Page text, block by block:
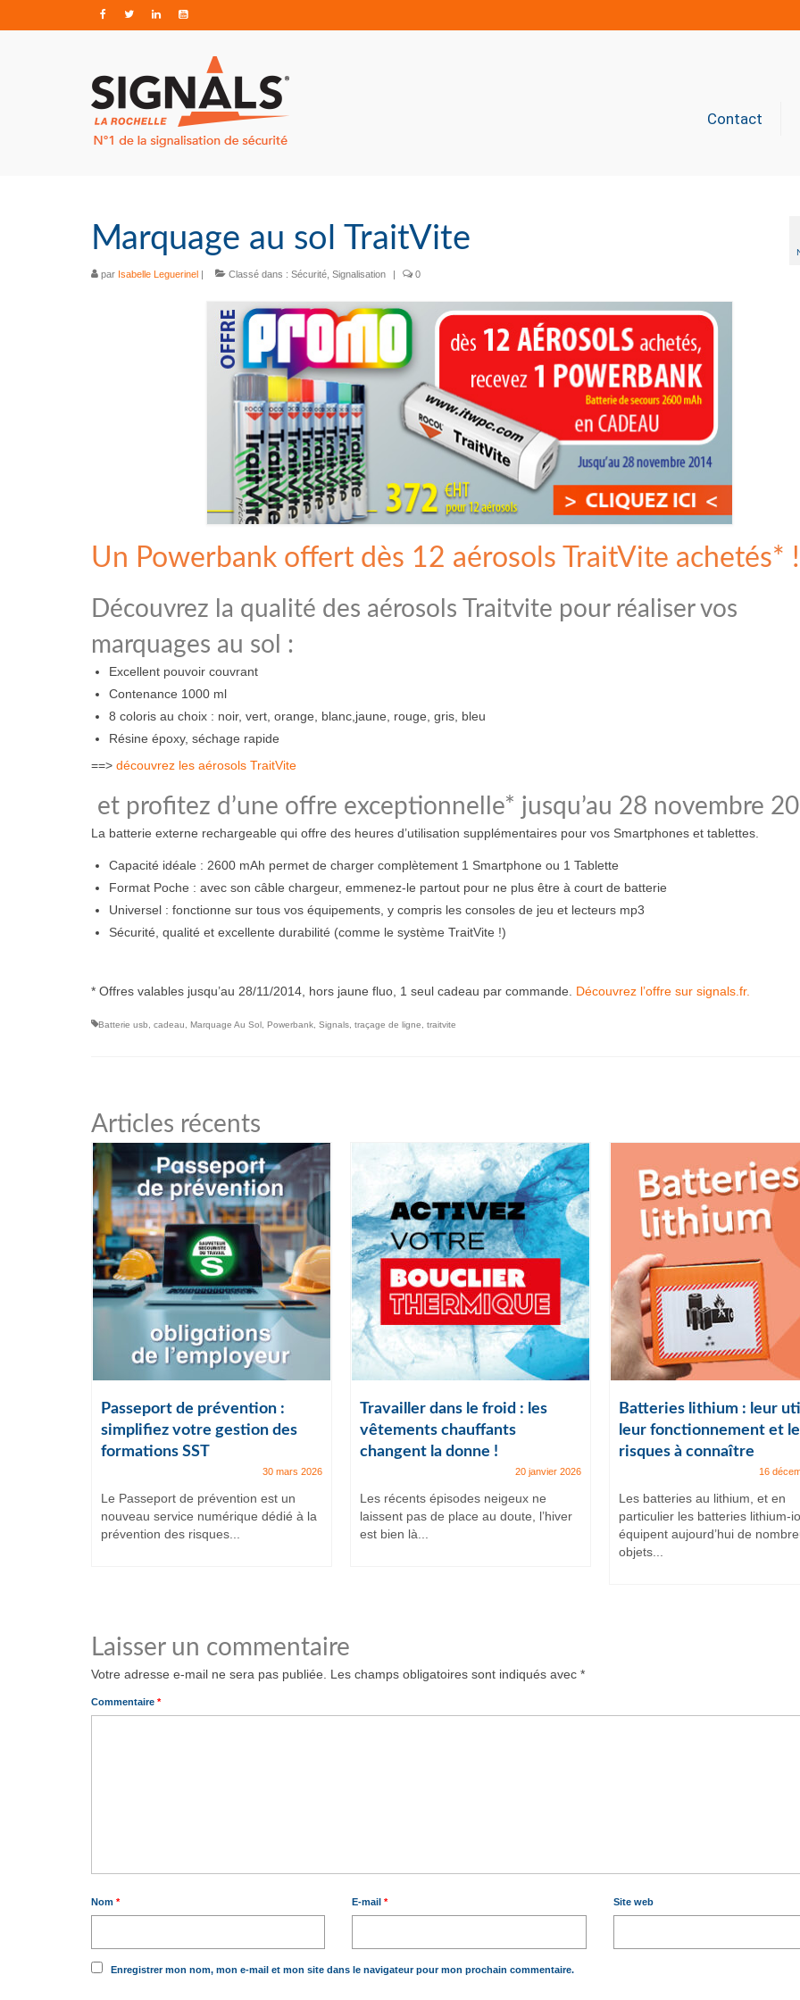
Contact
Marquage au sol TraitVite
par Isabelle Leguerinel | Classé dans : Sécurité Signalisation | 0
Un Powerbank offert dès 12 aérosols TraitVite achetés* !
Découvrez la qualité des aérosols Traitvite pour réaliser vos
marquages au sol :
Excellent pouvoir couvrant
Contenance 1000 ml
8 coloris au choix : noir, vert, orange, blanc,jaune, rouge, gris, bleu
Résine époxy, séchage rapide
==> découvrez les aérosols TraitVite
et profitez d’une offre exceptionnelle* jusqu’au 28 novembre
La batterie externe rechargeable qui offre des heures d’utilisation supplémentaires pour vos Smartphones et tablettes.
Capacité idéale : 2600 mAh permet de charger complètement 1 Smartphone ou 1 Tablette
Format Poche : avec son câble chargeur, emmenez-le partout pour ne plus être à court de batterie
Universel : fonctionne sur tous vos équipements, y compris les consoles de jeu et lecteurs mp3
Sécurité, qualité et excellente durabilité (comme le système TraitVite !)
* Offres valables jusqu’au 28/11/2014, hors jaune fluo, 1 seul cadeau par commande. Découvrez l’offre sur signals.fr.
Batterie usb cadeau Marquage Au Sol Powerbank Signals traçage de ligne traitvite
Articles récents
Passeport de prévention :
simplifiez votre gestion des
formations SST
30 mars 2026
Le Passeport de prévention est un
nouveau service numérique dédié à la
prévention des risques...
Travailler dans le froid : les
vêtements chauffants
changent la donne !
20 janvier 2026
Les récents épisodes neigeux ne
laissent pas de place au doute, l’hiver
est bien là...
Batteries lithium : leur
leur fonctionnement et
risques à connaître
16
Les batteries au lithium, et en
particulier les batteries lithium-
équipent aujourd’hui de
objets...
Laisser un commentaire
Votre adresse e-mail ne sera pas publiée. Les champs obligatoires sont indiqués avec *
Commentaire *
Nom * E-mail* Site web
Enregistrer mon nom, mon e-mail et mon site dans le navigateur pour mon prochain commentaire.